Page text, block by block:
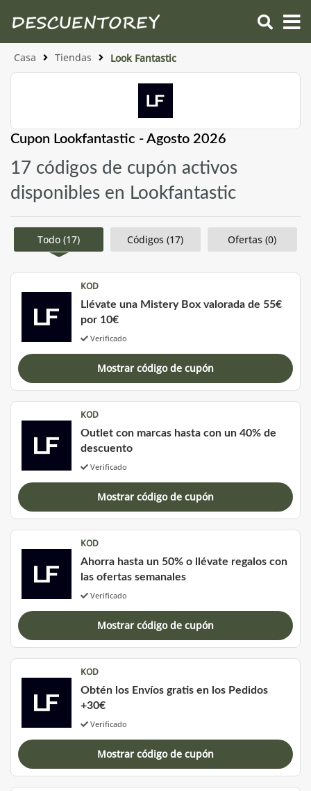
Casa Tiendas Look Fantastic
Cupon Lookfantastic - Agosto 2026
17 códigos de cupón activos
disponibles en Lookfantastic
Todo (17) Códigos (17) Ofertas (0)
KOD
Llévate una Mistery Box valorada de 55€
por 10€
Verificado
Mostrar código de cupón
KOD
Outlet con marcas hasta con un 40% de
descuento
Verificado
Mostrar código de cupón
KOD
Ahorra hasta un 50% o llévate regalos con
las ofertas semanales
Verificado
Mostrar código de cupón
KOD
Obtén los Envíos gratis en los Pedidos
+30€
Verificado
Mostrar código de cupón